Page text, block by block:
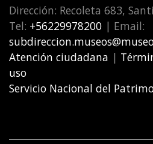
Dirección: Recoleta 683,
Tel: +56229978200 | Email:
Atención ciudadana |
uso
Servicio Nacional del